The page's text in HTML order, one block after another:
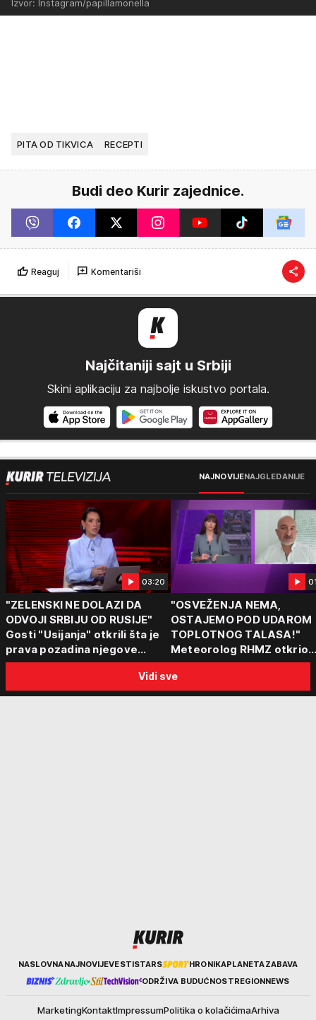
Izvor: Instagram/papillamonella
PITA OD TIKVICA RECEPTI
Budi deo Kurir zajednice.
Reaguj Komentariši
Najčitaniji sajt u Srbiji
Skini aplikaciju za najbolje iskustvo portala.
NAJNOVIJENAJGLEDANIJE
03:20
"ZELENSKI NE DOLAZI DA
ODVOJI SRBIJU OD RUSIJE"
Gosti "Usijanja" otkrili šta je
prava pozadina njegove
posete Beogradu
"OSVEŽENJA NEMA,
OSTAJEMO POD UDAROM
TOPLOTNOG TALASA!"
Meteorolog RHMZ otkrio
kakvo vreme nas čeka do
kraja avgusta
Vidi sve
KurirNASLOVNANAJNOVIJEVESTISTARS HRONIKAPLANETAZABAVA
ODRŽIVA BUDUĆNOSTREGIONNEWS
MarketingKontaktImpressumPolitika o kolačićimaArhiva